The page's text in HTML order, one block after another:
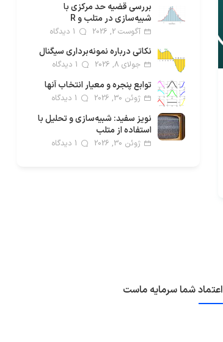
بررسی قضیه حد مرکزی با
شبیه‌سازی در متلب و R
آگوست 2, 2026 1 دیدگاه
نکاتی درباره نمونه‌برداری سیگنال
جولای 8, 2026 1 دیدگاه
توابع پنجره و معیار انتخاب آنها
ژوئن 30, 2026 1 دیدگاه
نویز سفید: شبیه‌سازی و تحلیل با
استفاده از متلب
ژوئن 30, 2026 1 دیدگاه
اعتماد شما سرمایه ماست